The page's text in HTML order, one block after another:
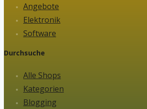
Angebote
Elektronik
Software
Durchsuche
Alle Shops
Kategorien
Blogging